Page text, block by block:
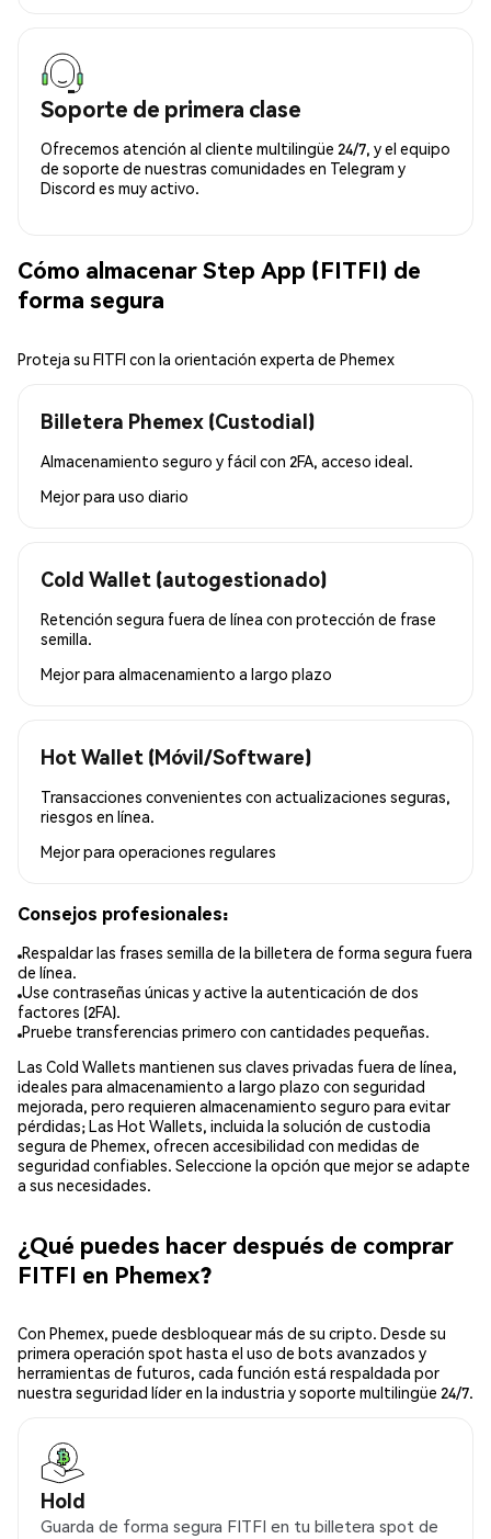
Soporte de primera clase
Ofrecemos atención al cliente multilingüe 24/7, y el equipo
de soporte de nuestras comunidades en Telegram y
Discord es muy activo.
Cómo almacenar Step App (FITFI) de
forma segura
Proteja su FITFI con la orientación experta de Phemex
Billetera Phemex (Custodial)
Almacenamiento seguro y fácil con 2FA, acceso ideal.
Mejor para uso diario
Cold Wallet (autogestionado)
Retención segura fuera de línea con protección de frase
semilla.
Mejor para almacenamiento a largo plazo
Hot Wallet (Móvil/Software)
Transacciones convenientes con actualizaciones seguras,
riesgos en línea.
Mejor para operaciones regulares
Consejos profesionales:
Respaldar las frases semilla de la billetera de forma segura fuera
de línea.
Use contraseñas únicas y active la autenticación de dos
factores (2FA).
Pruebe transferencias primero con cantidades pequeñas.
Las Cold Wallets mantienen sus claves privadas fuera de línea,
ideales para almacenamiento a largo plazo con seguridad
mejorada, pero requieren almacenamiento seguro para evitar
pérdidas; Las Hot Wallets, incluida la solución de custodia
segura de Phemex, ofrecen accesibilidad con medidas de
seguridad confiables. Seleccione la opción que mejor se adapte
a sus necesidades.
¿Qué puedes hacer después de comprar
FITFI en Phemex?
Con Phemex, puede desbloquear más de su cripto. Desde su
primera operación spot hasta el uso de bots avanzados y
herramientas de futuros, cada función está respaldada por
nuestra seguridad líder en la industria y soporte multilingüe 24/7.
Hold
Guarda de forma segura FITFI en tu billetera spot de